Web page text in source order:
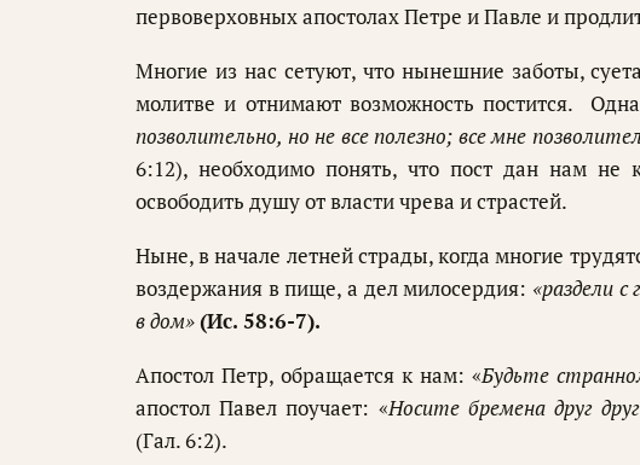
первоверховных апостолах Петре и Павле и
Многие из нас сетуют, что нынешние заботы,
молитве и отнимают возможность постится.
позволительно, но не все полезно; все мне
6:12), необходимо понять, что пост дан нам не
освободить душу от власти чрева и страстей.
Ныне, в начале летней страды, когда многие
воздержания в пище, а дел милосердия: «раздели
в дом»(Ис. 58:6-7).
Апостол Петр, обращается к нам: «Будьте
апостол Павел поучает: «Носите бремена друг
(Гал. 6:2).